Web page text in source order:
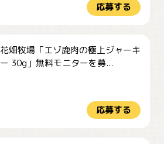
応募する
花畑牧場「エゾ鹿肉の極上ジャーキ
ー 30g」無料モニターを募...
応募する